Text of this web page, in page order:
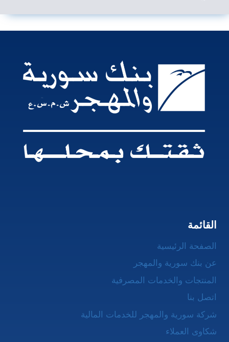
القائمة
الصفحة الرئيسية
عن بنك سورية والمهجر
المنتجات والخدمات المصرفية
اتصل بنا
شركة سورية والمهجر للخدمات المالية
شكاوى العملاء